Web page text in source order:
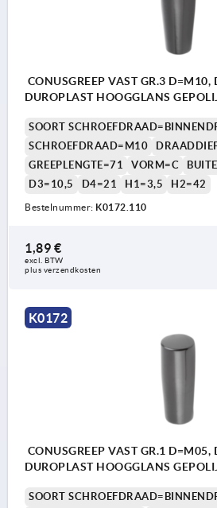
CONUSGREEP VAST GR.3 D=M10,
DUROPLAST HOOGGLANS
SOORT
SCHROEFDRAAD=M10
GREEPLENGTE=71
VORM=C
D3=10,5
D4=21 H1=3,5 H2=42
Bestelnummer: K0172.110
1,89 €
excl. BTW
plus verzendkosten
K0172
CONUSGREEP VAST GR.1 D=M05,
DUROPLAST HOOGGLANS
SOORT